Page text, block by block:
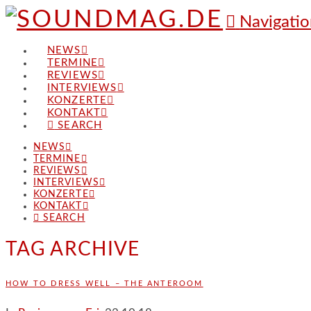
NEWS
TERMINE
REVIEWS
INTERVIEWS
KONZERTE
KONTAKT
SEARCH
NEWS
TERMINE
REVIEWS
INTERVIEWS
KONZERTE
KONTAKT
SEARCH
TAG ARCHIVE
HOW TO DRESS WELL – THE ANTEROOM